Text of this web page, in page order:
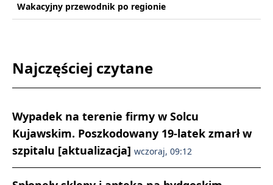
Wakacyjny przewodnik po regionie
Najczęściej czytane
Wypadek na terenie firmy w Solcu
Kujawskim. Poszkodowany 19-latek zmarł w
szpitalu [aktualizacja] wczoraj, 09:12